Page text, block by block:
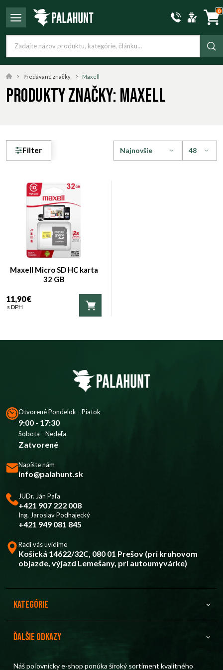
0
Predávané značky Maxell
Produkty značky: Maxell
Filter
Maxell Micro SD HC karta
32 GB
11,90 €
s DPH
Otvorené Pondelok - Piatok
9:00 - 17:30
Sobota - Nedeľa
Zatvorené
Napíšte nám
info@palahunt.sk
JUDr. Ján Paľa
+421 907 222 008
Ing. Jaroslav Podhajecký
+421 949 081 845
Radi vás uvidíme
Košická 14622/32C, 080 01 Prešov (pri kruhovom
objazde, výjazd Lemešany, pri autoumyvárke)
Kategórie
Ďalšie odkazy
Náš poľovnícky e-shop ponúka široký sortiment kvalitného